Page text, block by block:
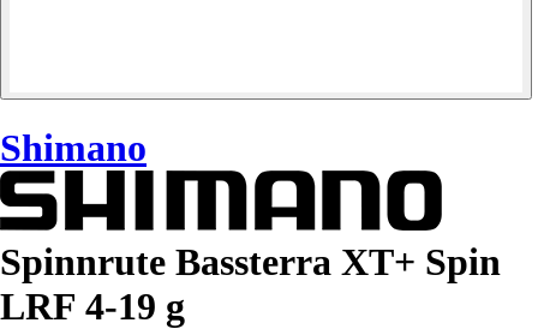
Shimano
Spinnrute Bassterra XT+ Spin
LRF 4-19 g